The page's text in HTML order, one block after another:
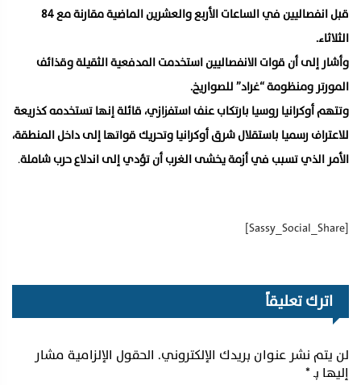
قبل انفصاليين في الساعات الأربع والعشرين الماضية مقارنة مع 84
الثلاثاء.
وأشار إلى أن قوات الانفصاليين استخدمت المدفعية الثقيلة وقذائف
المورتر ومنظومة “غراد” للصواريخ.
وتتهم أوكرانيا روسيا بارتكاب عنف استفزازي، قائلة إنها تستخدمه كذريعة
للاعتراف رسميا باستقلال شرق أوكرانيا وتحريك قواتها إلى داخل المنطقة،
الأمر الذي تسبب في أزمة يخشى الغرب أن تؤدي إلى اندلاع حرب شاملة.
[Sassy_Social_Share]
اترك تعليقاً
لن يتم نشر عنوان بريدك الإلكتروني. الحقول الإلزامية مشار
إليها بـ*